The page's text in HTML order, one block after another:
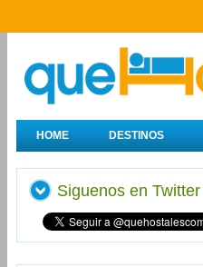
HOME DESTINOS
Siguenos en Twitter